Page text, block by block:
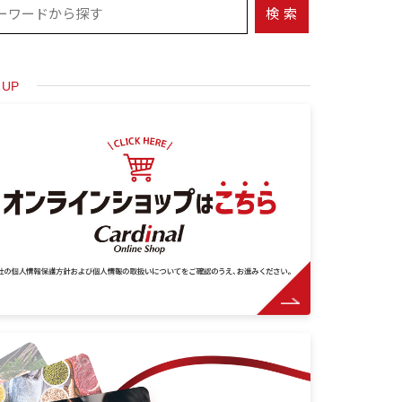
検索